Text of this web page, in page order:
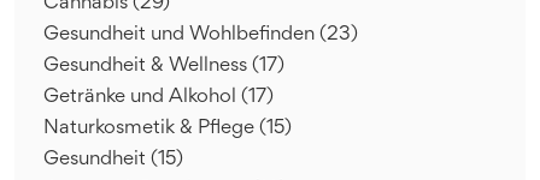
Cannabis (29)
Gesundheit und Wohlbefinden (23)
Gesundheit & Wellness (17)
Getränke und Alkohol (17)
Naturkosmetik & Pflege (15)
Gesundheit (15)